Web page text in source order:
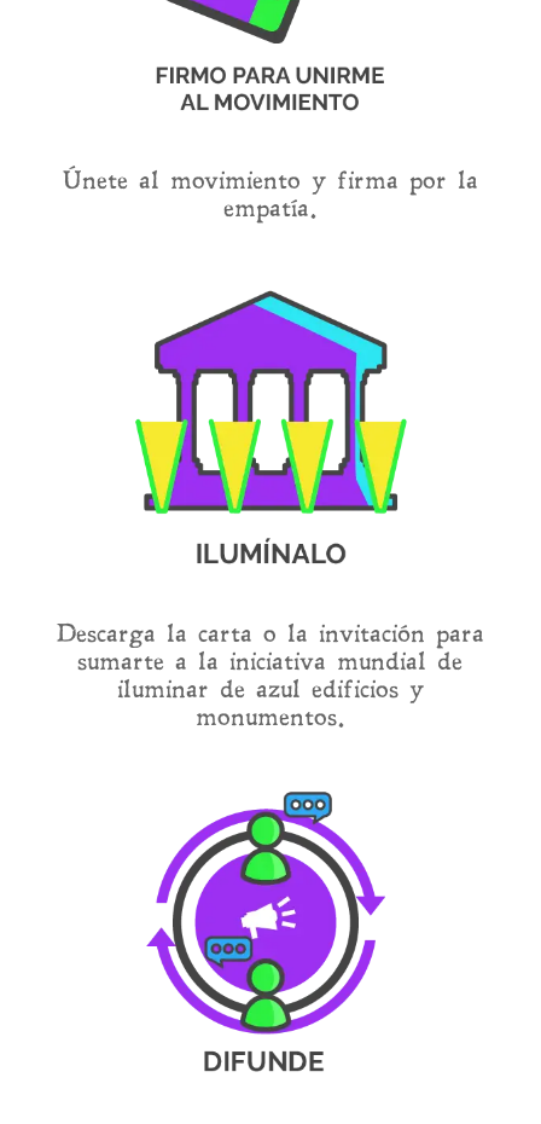
Únete al movimiento y firma por la
empatía.
Descarga la carta o la invitación para
sumarte a la iniciativa mundial de
iluminar de azul edificios y
monumentos.